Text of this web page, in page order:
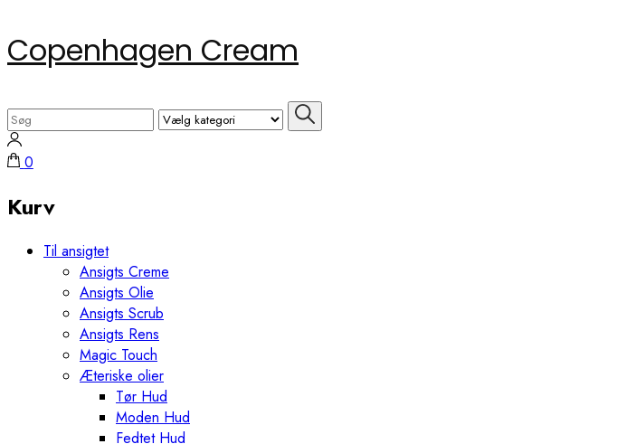
Skip
to
Enter)
Copenhagen Cream
Search
for:
0
Kurv
Til ansigtet
Ansigts Creme
Ansigts Olie
Ansigts Scrub
Ansigts Rens
Magic Touch
Æteriske olier
Tør Hud
Moden Hud
Fedtet Hud